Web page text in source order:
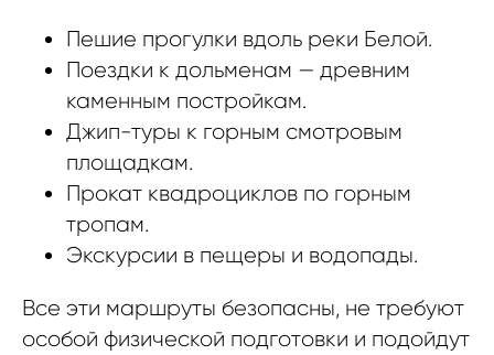
Пешие прогулки вдоль реки Белой.
Поездки к дольменам — древним
каменным постройкам.
Джип-туры к горным смотровым
площадкам.
Прокат квадроциклов по горным
тропам.
Экскурсии в пещеры и водопады.
Все эти маршруты безопасны, не требуют
особой физической подготовки и подойдут